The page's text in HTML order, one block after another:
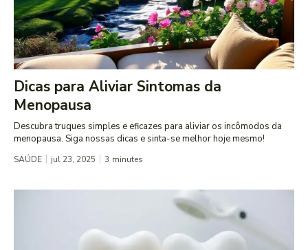
Dicas para Aliviar Sintomas da
Menopausa
Descubra truques simples e eficazes para aliviar os incômodos da
menopausa. Siga nossas dicas e sinta-se melhor hoje mesmo!
SAÚDE jul 23, 2025 3 minutes